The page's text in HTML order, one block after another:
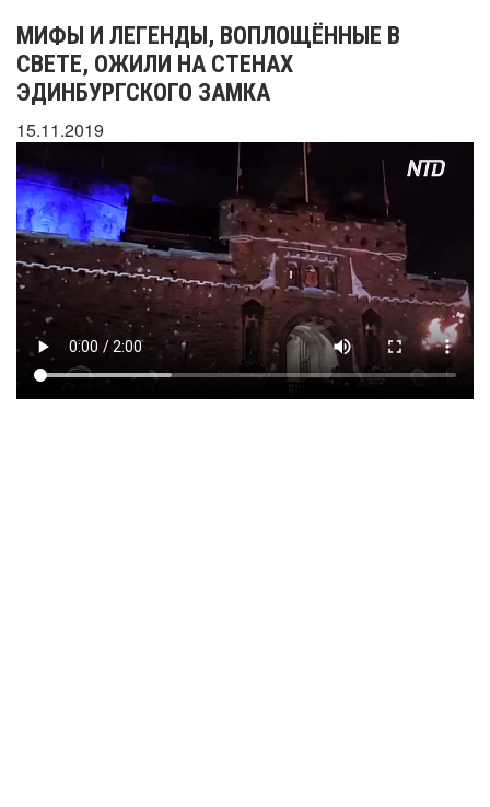
МИФЫ И ЛЕГЕНДЫ, ВОПЛОЩЁННЫЕ В
СВЕТЕ, ОЖИЛИ НА СТЕНАХ
ЭДИНБУРГСКОГО ЗАМКА
15.11.2019